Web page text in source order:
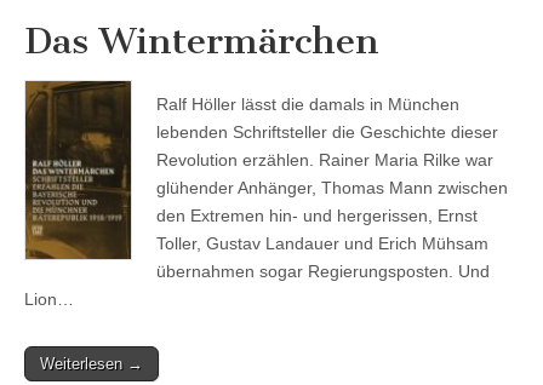
Das Wintermärchen
Ralf Höller lässt die damals in München
lebenden Schriftsteller die Geschichte dieser
Revolution erzählen. Rainer Maria Rilke war
glühender Anhänger, Thomas Mann zwischen
den Extremen hin- und hergerissen, Ernst
Toller, Gustav Landauer und Erich Mühsam
übernahmen sogar Regierungsposten. Und
Lion…
Weiterlesen →